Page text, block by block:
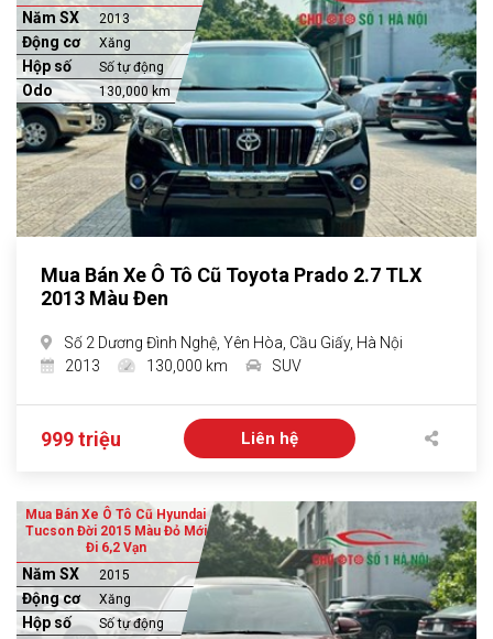
Năm SX 2013
Động cơ Xăng
Hộp số Số tự động
Odo 130,000 km
Mua Bán Xe Ô Tô Cũ Toyota Prado 2.7 TLX
2013 Màu Đen
Số 2 Dương Đình Nghệ, Yên Hòa, Cầu Giấy, Hà Nội
2013
130,000 km SUV
999 triệu Liên hệ
Mua Bán Xe Ô Tô Cũ Hyundai
Tucson Đời 2015 Màu Đỏ Mới
Đi 6,2 Vạn
Năm SX 2015
Động cơ Xăng
Hộp số Số tự động